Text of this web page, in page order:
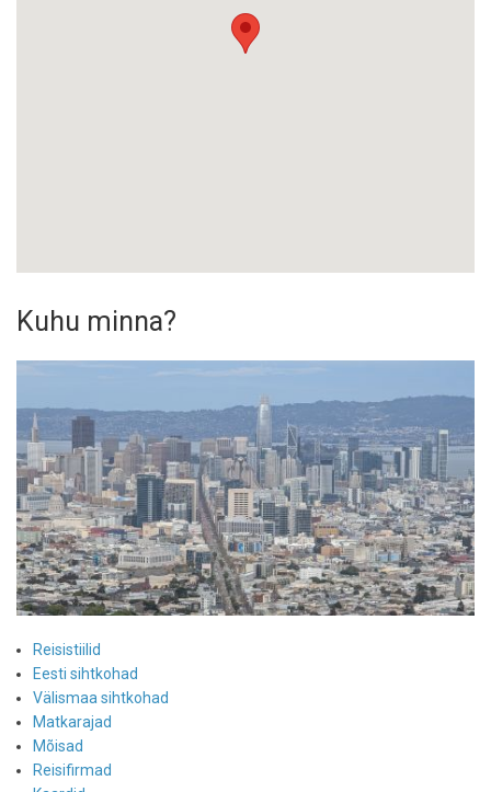
Kuhu minna?
Reisistiilid
Eesti sihtkohad
Välismaa sihtkohad
Matkarajad
Mõisad
Reisifirmad